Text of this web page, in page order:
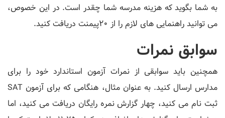
به شما بگوید که هزینه مدرسه شما چقدر است. در این خصوص،
می توانید راهنمایی های لازم را از 20پیمنت دریافت کنید.
سوابق نمرات
همچنین باید سوابقی از نمرات آزمون استاندارد خود را برای
مدارس ارسال کنید. به عنوان مثال، هنگامی که برای آزمون SAT
ثبت نام می کنید، چهار گزارش نمره رایگان دریافت می کنید، اما